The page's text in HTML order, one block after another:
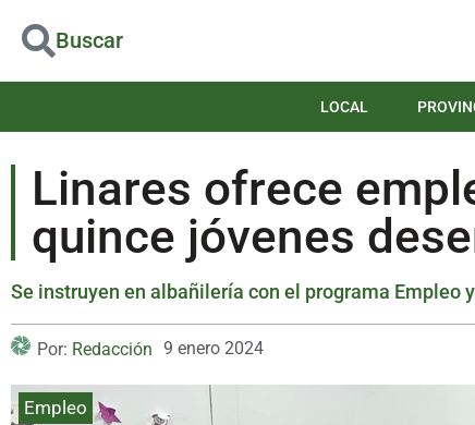
Buscar
LOCAL
Linares ofrece
quince jóvenes
Se instruyen en albañilería con el programa Empleo
Por: Redacción 9 enero 2024
Empleo